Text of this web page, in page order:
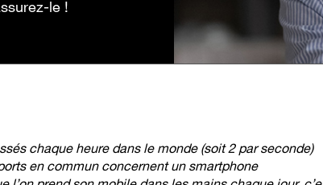
le !
chaque heure dans le monde (soit 2 par seconde)
en commun concernent un smartphone